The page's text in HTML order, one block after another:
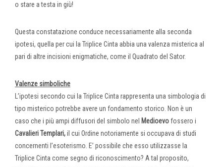
o stare a testa in giù!
Questa constatazione conduce necessariamente alla seconda
ipotesi, quella per cui la Triplice Cinta abbia una valenza misterica al
pari di altre incisioni enigmatiche, come il Quadrato del Sator.
Valenze simboliche
L’ipotesi secondo cui la Triplice Cinta rappresenta una simbologia di
tipo misterico potrebbe avere un fondamento storico. Non è un
caso che i più ampi diffusori del simbolo nel Medioevofossero i
Cavalieri Templari,il cui Ordine notoriamente si occupava di studi
concernenti l’esoterismo. E’ possibile che esso utilizzasse la
Triplice Cinta come segno di riconoscimento? A tal proposito,